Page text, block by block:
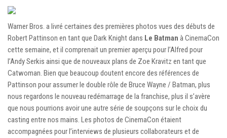
Warner Bros. a livré certaines des premières photos vues des débuts de
Robert Pattinson en tant que Dark Knight dans Le Batman à CinemaCon
cette semaine, et il comprenait un premier aperçu pour l’Alfred pour
l’Andy Serkis ainsi que de nouveaux plans de Zoe Kravitz en tant que
Catwoman. Bien que beaucoup doutent encore des références de
Pattinson pour assumer le double rôle de Bruce Wayne / Batman, plus
nous regardons le nouveau redémarrage de la franchise, plus il s’avère
que nous pourrions avoir une autre série de soupçons sur le choix du
casting entre nos mains. Les photos de CinemaCon étaient
accompagnées pour l’interviews de plusieurs collaborateurs et de